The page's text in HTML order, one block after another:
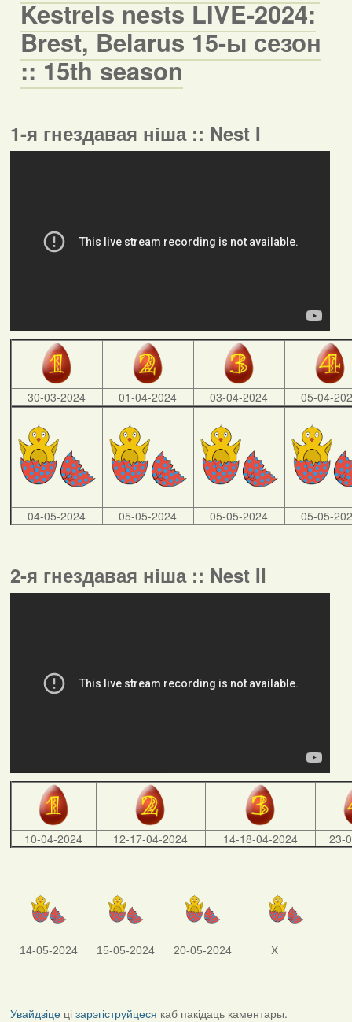
Kestrels nests LIVE-2024:
Brest, Belarus 15-ы сезон
:: 15th season
1-я гнездавая ніша :: Nest I
30-03-2024 01-04-2024 03-04-2024 05-04-
04-05-2024 05-05-2024 05-05-2024 05-05-
2-я гнездавая ніша :: Nest II
10-04-2024 12-17-04-2024 14-18-04-2024 23-
14-05-2024 15-05-2024 20-05-2024 X
Увайдзіцеці зарэгіструйцеся каб пакідаць каментары.